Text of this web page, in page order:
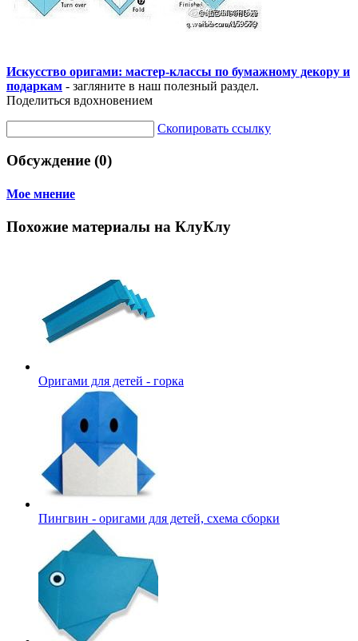
Искусство оригами: мастер-классы по бумажному декору и
подаркам - загляните в наш полезный раздел.
Поделиться вдохновением
Скопировать ссылку
Обсуждение (0)
Мое мнение
Похожие материалы на КлуКлу
Оригами для детей - горка
Пингвин - оригами для детей, схема сборки